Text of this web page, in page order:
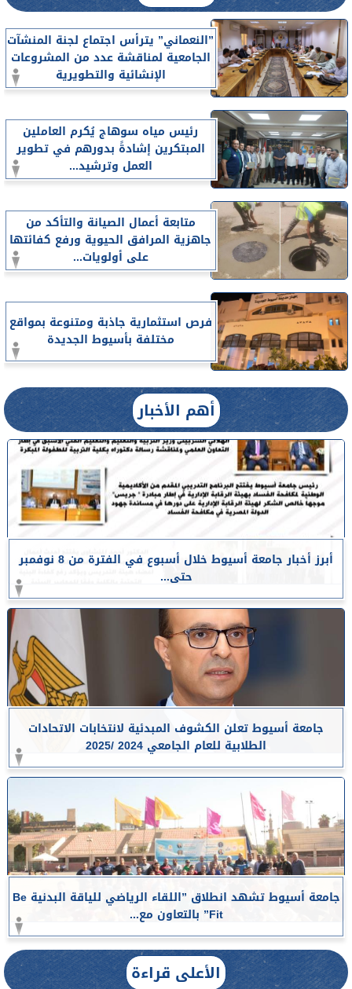
”النعماني” يترأس اجتماع لجنة المنشآت
الجامعية لمناقشة عدد من المشروعات
الإنشائية والتطويرية
رئيس مياه سوهاج يُكرم العاملين
المبتكرين إشادةً بدورهم في تطوير
العمل وترشيد...
متابعة أعمال الصيانة والتأكد من
جاهزية المرافق الحيوية ورفع كفائتها
على أولويات...
فرص استثمارية جاذبة ومتنوعة بمواقع
مختلفة بأسيوط الجديدة
أهم الأخبار
أبرز أخبار جامعة أسيوط خلال أسبوع في الفترة من 8 نوفمبر
حتى...
جامعة أسيوط تعلن الكشوف المبدئية لانتخابات الاتحادات
الطلابية للعام الجامعي 2024 /2025
جامعة أسيوط تشهد انطلاق ”اللقاء الرياضي للياقة البدنية Be
Fit” بالتعاون مع...
الأعلى قراءة